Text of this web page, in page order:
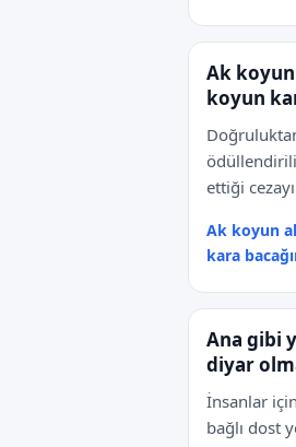
Ak
koyun
ettiği
Ak koyun
kara
Ana gibi
diyar
İnsanlar
bağlı dost